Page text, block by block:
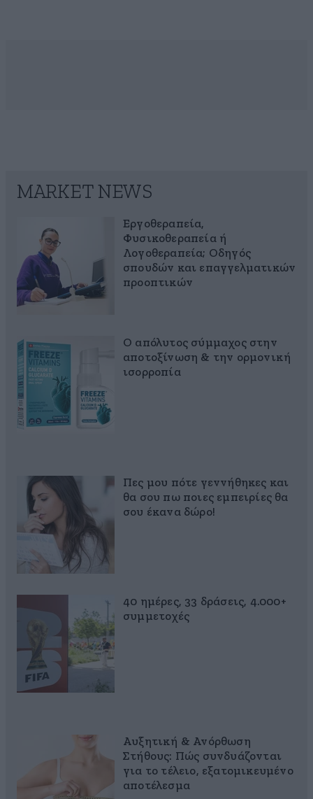
MARKET NEWS
Εργοθεραπεία,
Φυσικοθεραπεία ή
Λογοθεραπεία; Οδηγός
σπουδών και επαγγελματικών
προοπτικών
Ο απόλυτος σύμμαχος στην
αποτοξίνωση & την ορμονική
ισορροπία
Πες μου πότε γεννήθηκες και
θα σου πω ποιες εμπειρίες θα
σου έκανα δώρο!
40 ημέρες, 33 δράσεις, 4.000+
συμμετοχές
Αυξητική & Ανόρθωση
Στήθους: Πώς συνδυάζονται
για το τέλειο, εξατομικευμένο
αποτέλεσμα